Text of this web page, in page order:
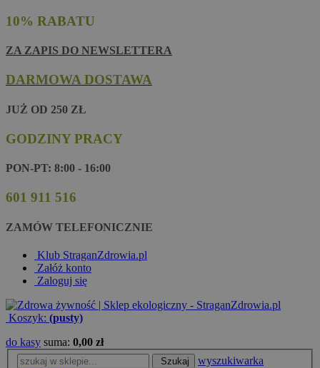
10% RABATU
ZA ZAPIS DO NEWSLETTERA
DARMOWA DOSTAWA
JUŻ OD 250 ZŁ
GODZINY PRACY
PON-PT: 8:00 - 16:00
601 911 516
ZAMÓW TELEFONICZNIE
Klub StraganZdrowia.pl
Załóż konto
Zaloguj się
Koszyk: (pusty)
do kasy suma: 0,00 zł
Szukaj
wyszukiwarka